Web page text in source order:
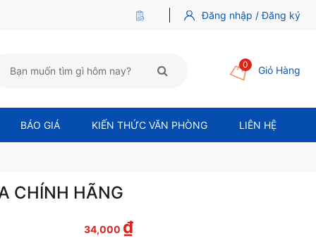
Đăng nhập / Đăng ký
0 Giỏ Hàng
BÁO GIÁ KIẾN THỨC VĂN PHÒNG LIÊN HỆ
CHÍNH HÃNG
34,000 ₫